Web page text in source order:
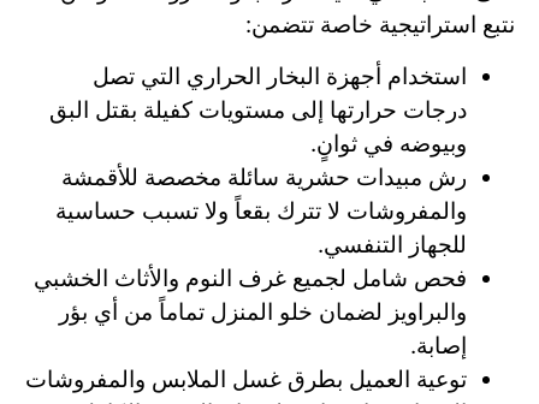
نتبع استراتيجية خاصة تتضمن:
استخدام أجهزة البخار الحراري التي تصل
درجات حرارتها إلى مستويات كفيلة بقتل البق
وبيوضه في ثوانٍ.
رش مبيدات حشرية سائلة مخصصة للأقمشة
والمفروشات لا تترك بقعاً ولا تسبب حساسية
للجهاز التنفسي.
فحص شامل لجميع غرف النوم والأثاث الخشبي
والبراويز لضمان خلو المنزل تماماً من أي بؤر
إصابة.
توعية العميل بطرق غسل الملابس والمفروشات